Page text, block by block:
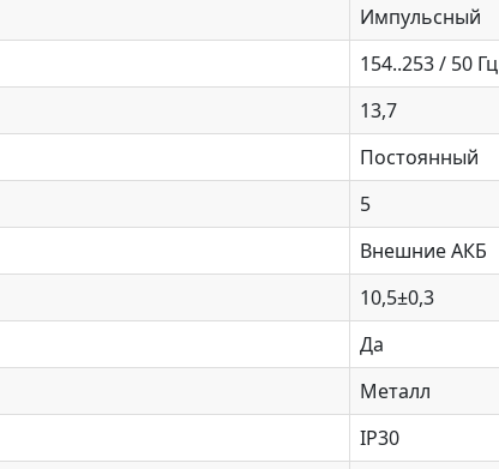
Импульсный
154..253 / 50 Гц
13,7
Постоянный
5
Внешние АКБ
10,5±0,3
Да
Металл
IP30